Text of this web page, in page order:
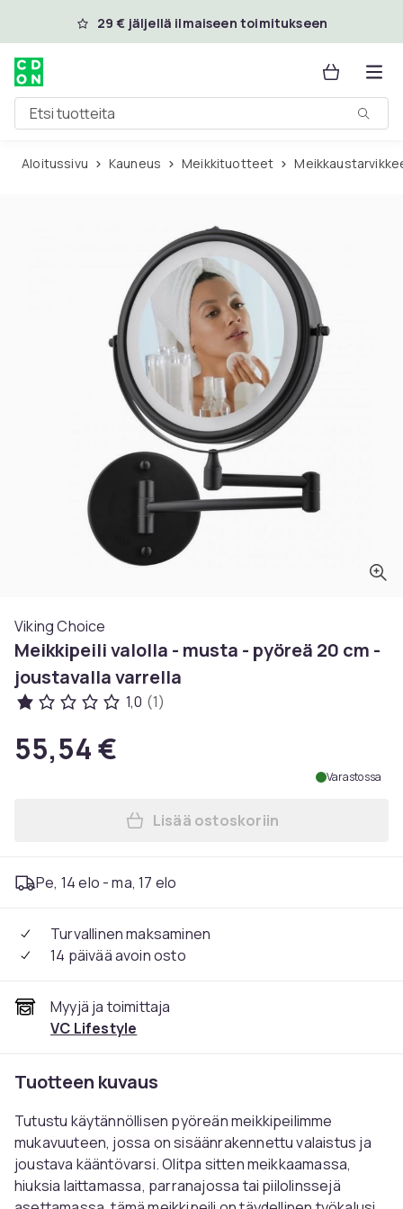
Ohita ja siirry pääsisältöön
29 € jäljellä ilmaiseen toimitukseen
Etsi tuotteita
Aloitussivu Kauneus Meikkituotteet
Viking Choice
Meikkipeili valolla - musta - pyöreä 20 cm -
joustavalla varrella
1,0 (1)
55,54 €
Varastossa
Lisää Meikkipeili valolla -
Lisää ostoskoriin
Pe, 14 elo - ma, 17 elo
Turvallinen maksaminen
14 päivää avoin osto
Myyjä ja toimittaja
VC Lifestyle
Tuotteen kuvaus
Tutustu käytännöllisen pyöreän meikkipeilimme
mukavuuteen, jossa on sisäänrakennettu valaistus ja
joustava kääntövarsi. Olitpa sitten meikkaamassa,
hiuksia laittamassa, parranajossa tai piilolinssejä